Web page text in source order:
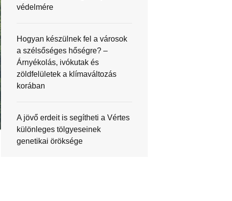
védelmére
Hogyan készülnek fel a városok
a szélsőséges hőségre? –
Árnyékolás, ivókutak és
zöldfelületek a klímaváltozás
korában
A jövő erdeit is segítheti a Vértes
különleges tölgyeseinek
genetikai öröksége